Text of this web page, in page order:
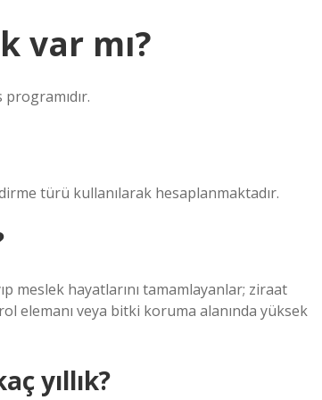
var mı?
türü kullanılarak hesaplanmaktadır.
meslek hayatlarını tamamlayanlar; ziraat
elemanı veya bitki koruma alanında yüksek
yıllık?